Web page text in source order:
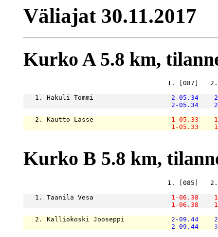
Väliajat 30.11.2017
Kurko A 5.8 km,
1. [087]
   1. Hakuli Tommi
2-05.34
2-05.34
   2. Kautto Lasse
1-05.33
1-05.33
Kurko B 5.8 km,
1. [085]
   1. Taanila Vesa
1-06.38
1-06.38
   2. Kalliokoski Jooseppi
2-09.44
2-09.44